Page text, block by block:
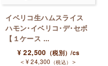
イベリコ生ハムスライス
ハモン･イベリコ･デ･セボ
【１ケース ...
¥22,500 （税別）/cs
＜ ¥24,300 （税込） ＞